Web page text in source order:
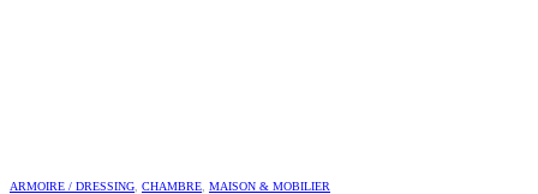
ARMOIRE / DRESSING CHAMBRE MAISON & MOBILIER